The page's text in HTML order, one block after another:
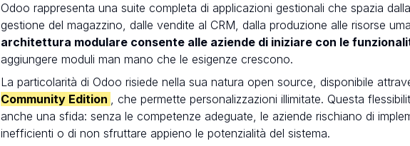
Odoo rappresenta una suite completa di applicazioni gestionali che spazia
gestione del magazzino, dalle vendite al CRM, dalla produzione alle risorse
architettura modulare consente alle aziende di iniziare con le
aggiungere moduli man mano che le esigenze crescono.
La particolarità di Odoo risiede nella sua natura open source, disponibile
Community Edition , che permette personalizzazioni illimitate. Questa
anche una sfida: senza le competenze adeguate, le aziende rischiano di
inefficienti o di non sfruttare appieno le potenzialità del sistema.